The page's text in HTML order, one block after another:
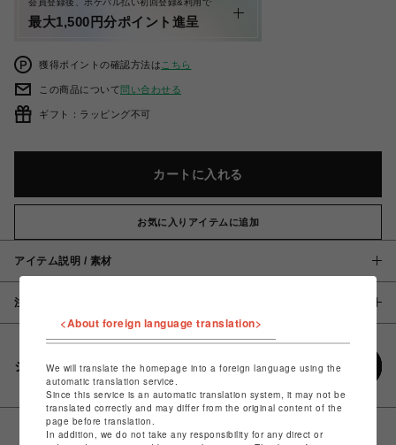
最大1,500円分ポイント進呈
獲得ポイントの確認方法は こちら
この商品について問い合わせる
ギフト：ラッピング不可
カートに入れる
お気に入りアイテムに追加
アイテム説明 / 素材
注意事項
シェアする
<About foreign language translation>
We will translate the homepage into a foreign language using the
automatic translation service.
Since this service is an automatic translation system, it may not be
translated correctly and may differ from the original content of the
page before translation.
In addition, we do not take any responsibility for any direct or